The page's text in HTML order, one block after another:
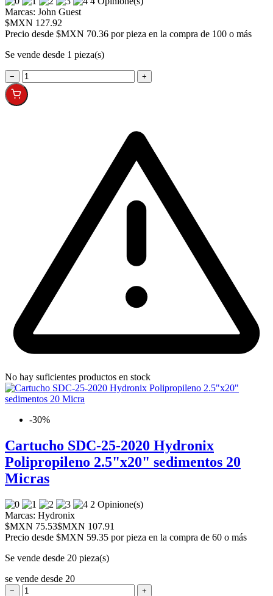
Marcas: John Guest
$MXN 127.92
Precio desde $MXN 70.36 por pieza en la compra de 100 o más
Se vende desde 1 pieza(s)
− +
No hay suficientes productos en stock
-30%
Cartucho SDC-25-2020 Hydronix
Polipropileno 2.5"x20" sedimentos 20
Micras
2 Opinione(s)
Marcas: Hydronix
$MXN 75.53$MXN 107.91
Precio desde $MXN 59.35 por pieza en la compra de 60 o más
Se vende desde 20 pieza(s)
se vende desde 20
− +